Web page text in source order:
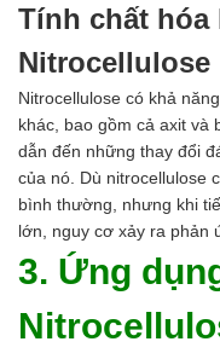
Tính chất hóa
Nitrocellulose
Nitrocellulose có khả
khác, bao gồm cả axit và
dẫn đến những thay đổi
của nó. Dù nitrocellulose
bình thường, nhưng khi
lớn, nguy cơ xảy ra phản
3. Ứng